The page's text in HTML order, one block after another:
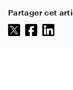
Partager cet